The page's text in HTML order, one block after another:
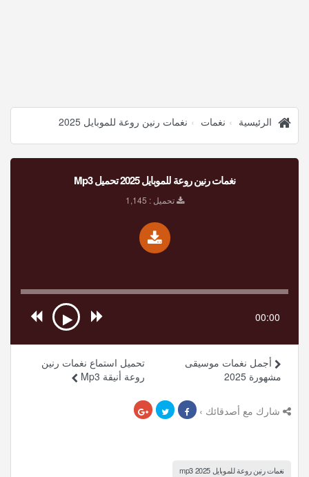
الرئيسية نغمات نغمات رنين روعة للموبايل 2025
نغمات رنين روعة للموبايل 2025 تحميل Mp3
تحميل : 1,145
00:00
تحميل استماع نغمات رنين
روعة أنيقة Mp3
أجمل نغمات موسيقى
مشهورة 2025
شارك مع أصدقائك ›
نغمات رنين روعة للموبايل 2025 mp3